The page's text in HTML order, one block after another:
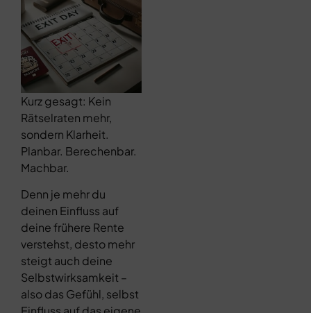
Kurz gesagt: Kein
Rätselraten mehr,
sondern Klarheit.
Planbar. Berechenbar.
Machbar.
Denn je mehr du
deinen Einfluss auf
deine frühere Rente
verstehst, desto mehr
steigt auch deine
Selbstwirksamkeit –
also das Gefühl, selbst